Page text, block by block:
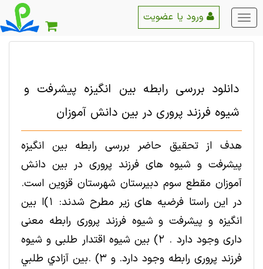
منو
اصلی
دانلود بررسی رابطه بین انگیزه پیشرفت و
شیوه فرزند پروری در بین دانش آموزان
هدف از تحقیق حاضر بررسی رابطه بین انگیزه
پیشرفت و شیوه های فرزند پروری در بین دانش
آموزان مقطع سوم دبیرستان شهرستان قزوین است.
در این راستا فرضیه های زیر مطرح شدند: 1)ا بین
انگیزه و پیشرفت و شیوه فرزند پروری رابطه معنی
داری وجود دارد . 2) بین شیوه اقتدار طلبی و شیوه
فرزند پروری رابطه وجود دارد. و 3) .بين آزادي طلبي